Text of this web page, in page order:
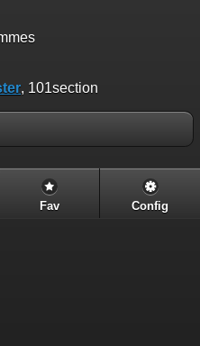
, 101section
Fav Config